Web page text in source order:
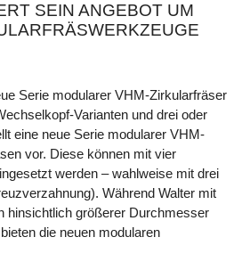
SEIN ANGEBOT UM
Serie modularer VHM-Zirkularfräser
Varianten und drei oder
eine neue Serie modularer VHM-
vor. Diese können mit vier
werden – wahlweise mit drei
Während Walter mit
hinsichtlich größerer Durchmesser
die neuen modularen